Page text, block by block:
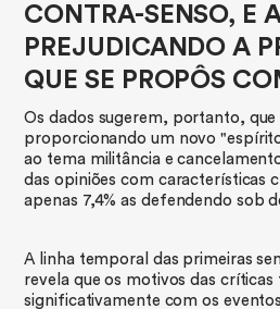
CONTRA-SENSO, E
PREJUDICANDO A
QUE SE PROPÔS
Os dados sugerem, portanto, que
proporcionando um novo
ao tema militância e
das opiniões com características
apenas 7,4% as defendendo sob
​A linha temporal das primeiras
revela que os motivos das
significativamente com os